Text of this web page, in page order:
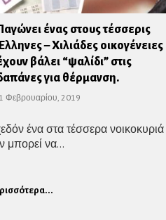
ένας στους τέσσερις
– Χιλιάδες οικογένειες
βάλει “ψαλίδι” στις
για θέρμανση.
1 Φεβρουαρίου, 2019
ένα στα τέσσερα νοικοκυριά
μπορεί να...